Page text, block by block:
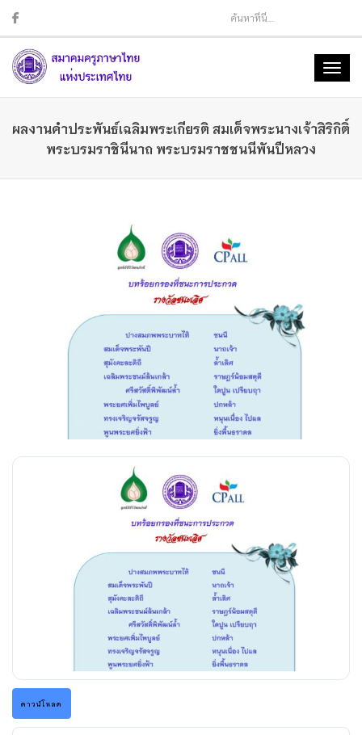
ผลงานคำประพันธ์เฉลิมพระเกียรติ สมเด็จพระนางเจ้าสิริกิติ์
พระบรมราชินีนาถ พระบรมราชชนนีพันปีหลวง
ดาวน์โหลด